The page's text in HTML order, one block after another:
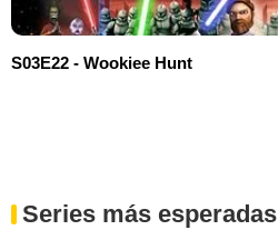
S03E22 - Wookiee Hunt
Series más esperadas